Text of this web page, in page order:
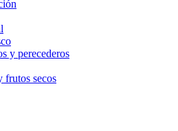
y perecederos
frutos secos